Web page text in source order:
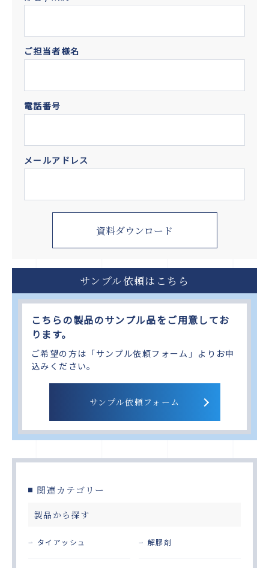
ご担当者様名
電話番号
メールアドレス
サンプル依頼はこちら
こちらの製品のサンプル品をご用意してお
ります。
ご希望の方は「サンプル依頼フォーム」よりお申
込みください。
サンプル依頼フォーム
関連カテゴリー
製品から探す
タイアッシュ 解膠剤